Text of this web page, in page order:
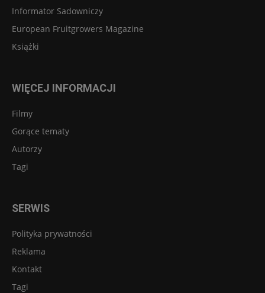
Informator Sadowniczy
European Fruitgrowers Magazine
Książki
WIĘCEJ INFORMACJI
Filmy
Gorące tematy
Autorzy
Tagi
SERWIS
Polityka prywatności
Reklama
Kontakt
Tagi